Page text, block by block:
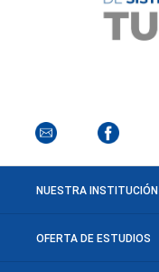
NUESTRA INSTITUCIÓN
OFERTA DE ESTUDIOS